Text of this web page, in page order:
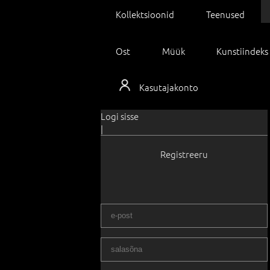
Kollektsioonid Teenused
Ost Müük Kunstiindeks
Kasutajakonto
Logi sisse
|
Registreeru